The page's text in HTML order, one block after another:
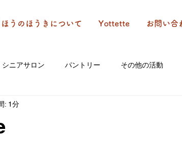
ほうのほうきについて Yottette お問い合
シニアサロン パントリー その他の活動
: 1分